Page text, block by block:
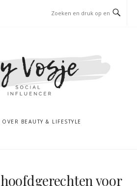
BEAUTY & LIFESTYLE
voor